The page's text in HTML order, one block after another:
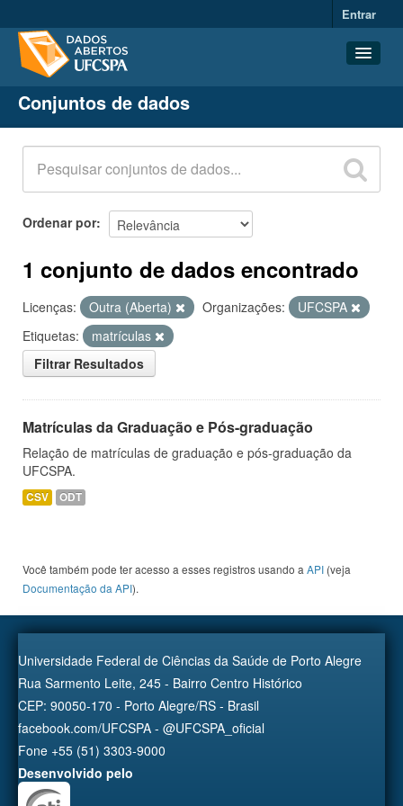
Entrar
Conjuntos de dados
Organizações
Grupos
Sobre
Conjuntos de dados
Ordenar por
1 conjunto de dados encontrado
Licenças: Outra (Aberta) Organizações:
UFCSPA
Etiquetas:
matrículas
Filtrar Resultados
Matrículas da Graduação e Pós-graduação
Relação de matrículas de graduação e pós-graduação da
UFCSPA.
CSV ODT
Você também pode ter acesso a esses registros usando a API (veja
Documentação da API).
Universidade Federal de Ciências da Saúde de Porto Alegre
Rua Sarmento Leite, 245 - Bairro Centro Histórico
CEP: 90050-170 - Porto Alegre/RS - Brasil
facebook.com/UFCSPA - @UFCSPA_oficial
Fone +55 (51) 3303-9000
Desenvolvido pelo